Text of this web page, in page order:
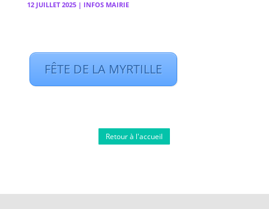
12 JUILLET 2025| INFOS MAIRIE
FÊTE DE LA MYRTILLE
Retour à l'accueil